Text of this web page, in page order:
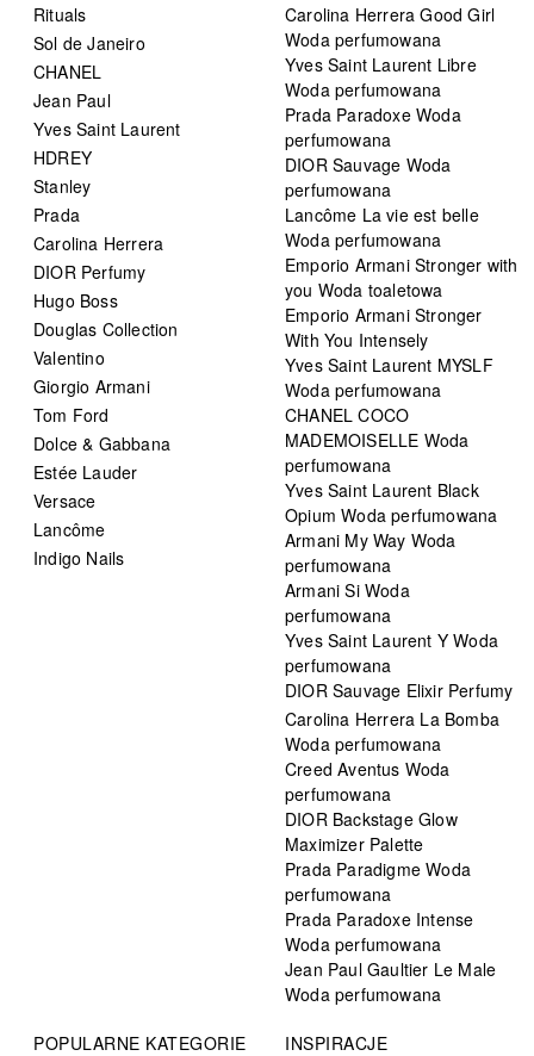
Rituals
Sol de Janeiro
CHANEL
Jean Paul
Yves Saint Laurent
HDREY
Stanley
Prada
Carolina Herrera
DIOR Perfumy
Hugo Boss
Douglas Collection
Valentino
Giorgio Armani
Tom Ford
Dolce & Gabbana
Estée Lauder
Versace
Lancôme
Indigo Nails
Carolina Herrera Good Girl
Woda perfumowana
Yves Saint Laurent Libre
Woda perfumowana
Prada Paradoxe Woda
perfumowana
DIOR Sauvage Woda
perfumowana
Lancôme La vie est belle
Woda perfumowana
Emporio Armani Stronger with
you Woda toaletowa
Emporio Armani Stronger
With You Intensely
Yves Saint Laurent MYSLF
Woda perfumowana
CHANEL COCO
MADEMOISELLE Woda
perfumowana
Yves Saint Laurent Black
Opium Woda perfumowana
Armani My Way Woda
perfumowana
Armani Si Woda
perfumowana
Yves Saint Laurent Y Woda
perfumowana
DIOR Sauvage Elixir Perfumy
Carolina Herrera La Bomba
Woda perfumowana
Creed Aventus Woda
perfumowana
DIOR Backstage Glow
Maximizer Palette
Prada Paradigme Woda
perfumowana
Prada Paradoxe Intense
Woda perfumowana
Jean Paul Gaultier Le Male
Woda perfumowana
POPULARNE KATEGORIE
INSPIRACJE